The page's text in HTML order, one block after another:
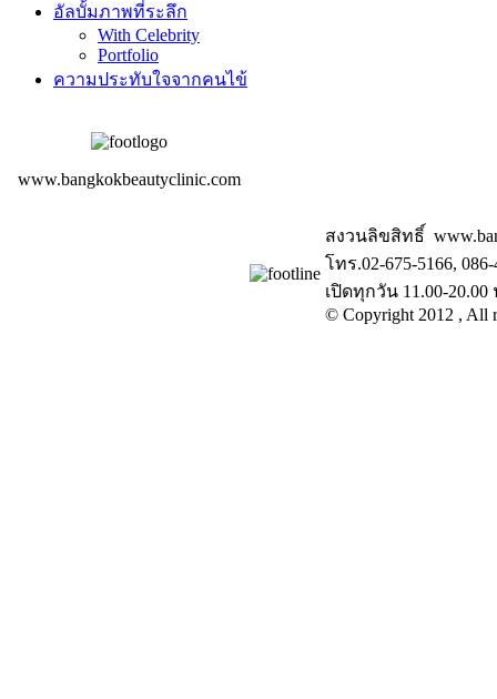
อัลบั้มภาพที่ระลึก
With Celebrity
Portfolio
ความประทับใจจากคนไข้
www.bangkokbeautyclinic.com
สงวนลิขสิทธิ์
โทร.02-675-5166,
เปิดทุกวัน 11.00-20.00
© Copyright 2012 , All